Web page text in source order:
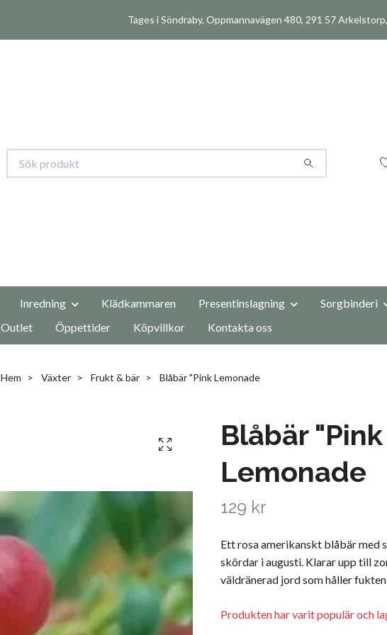
Tages i Söndraby, Oppmannavägen 480, 291 57
Inredning Klädkammaren Presentinslagning Sorgbinderi
Outlet
Öppettider Köpvillkor Kontakta oss
Hem Växter Frukt & bär Blåbär "Pink Lemonade
Blåbär "Pink
Lemonade
129 kr
Ett rosa amerikanskt blåbär med
skördar i augusti. Klarar upp till
väldränerad jord som håller fukten
Produkten har varit populär och